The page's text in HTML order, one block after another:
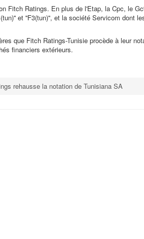
Fitch Ratings. En plus de l'Etap, la Cpc, le
et ''F3(tun)'', et la société Servicom dont
que Fitch Ratings-Tunisie procède à leur
financiers extérieurs.
rehausse la notation de Tunisiana SA